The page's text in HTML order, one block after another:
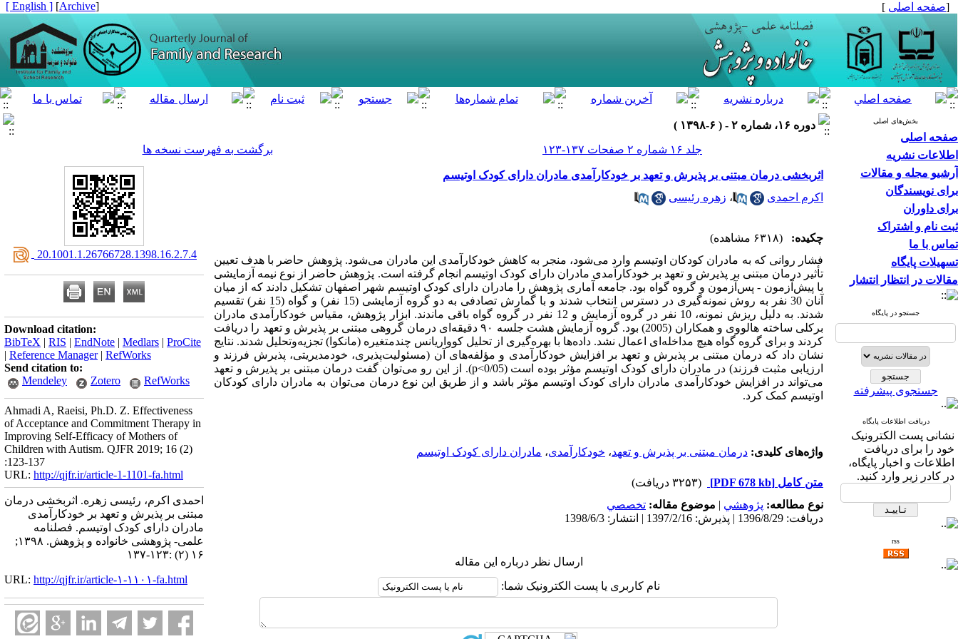
[صفحه اصلی ]
[
Archive
]
[ English ]
بخش‌های اصلی
صفحه اصلی
اطلاعات نشریه
آرشیو مجله و مقالات
برای نویسندگان
برای داوران
ثبت نام و اشتراک
تماس با ما
تسهیلات پایگاه
مقالات در انتظار انتشار
جستجو در پایگاه
جستجوی پیشرفته
دریافت اطلاعات پایگاه
نشانی پست الکترونیک
خود را برای دریافت
اطلاعات و اخبار پایگاه،
در کادر زیر وارد کنید.
rss
دوره ۱۶، شماره ۲ - ( ۶-۱۳۹۸ )
جلد ۱۶ شماره ۲ صفحات ۱۳۷-۱۲۳
برگشت به فهرست نسخه ها
اثربخشی درمان مبتنی بر پذیرش و تعهد بر خودکارآمدی مادران دارای کودک اوتیسم
اکرم احمدی
، زهره رئیسی
چکیده:
(۶۳۱۸ مشاهده)
فشار روانی که به مادران کودکان اوتیسم وارد می‌شود، منجر به کاهش خودکارآمدی این مادران می‌شود. پژوهش حاضر با هدف تعیین
تأثیر درمان مبتنی بر پذیرش و تعهد بر خودکارآمدی مادران دارای کودک اوتیسم انجام گرفته است. پژوهش حاضر از نوع نیمه آزمایشی
با پیش‌آزمون - پس‌آزمون و گروه گواه بود. جامعه آماری پژوهش را مادران دارای کودک اوتیسم شهر اصفهان تشکیل دادند که از میان
آنان 30 نفر به روش نمونه‌گیری در دسترس انتخاب شدند و با گمارش تصادفی به دو گروه آزمایشی (15 نفر) و گواه (15 نفر) تقسیم
شدند. به دلیل ریزش نمونه، 10 نفر در گروه آزمایش و 12 نفر در گروه گواه باقی ماندند. ابزار پژوهش، مقیاس خودکارآمدی مادران
برکلی ساخته هالووی و همکاران (2005) بود. گروه آزمایش هشت جلسه ۹۰ دقیقه‌ای درمان گروهی مبتنی بر پذیرش و تعهد را دریافت
کردند و برای گروه گواه هیچ مداخله‌ای اعمال نشد. داده‌ها با بهره‌گیری از تحلیل کوواریانس چندمتغیره (مانکوا) تجزیه‌وتحلیل شدند. نتایج
نشان داد که درمان مبتنی بر پذیرش و تعهد بر افزایش خودکارآمدی و مؤلفه‌های آن (مسئولیت‌پذیری، خودمدیریتی، پذیرش فرزند و
ارزیابی مثبت فرزند) در مادران دارای کودک اوتیسم مؤثر بوده است (0/05>p). از این رو می‌توان گفت درمان مبتنی بر پذیرش و تعهد
می‌تواند در افزایش خودکارآمدی مادران دارای کودک اوتیسم مؤثر باشد و از طریق این نوع درمان می‌توان به مادران دارای کودکان
اوتیسم کمک کرد.
واژه‌های کلیدی: درمان مبتنی بر پذیرش و تعهد، خودکارآمدی، مادران دارای کودک اوتیسم
متن کامل [PDF 678 kb]
(۳۲۵۳ دریافت)
نوع مطالعه: پژوهشي | موضوع مقاله: تخصصي
دریافت: 1396/8/29 | پذیرش: 1397/2/16 | انتشار: 1398/6/3
ارسال نظر درباره این مقاله
نام کاربری یا پست الکترونیک شما:
‎ 20.1001.1.26766728.1398.16.2.7.4
Download citation:
BibTeX | RIS | EndNote | Medlars | ProCite
| Reference Manager| RefWorks
Send citation to:
Mendeley
Zotero RefWorks
Ahmadi A, Raeisi, Ph.D. Z. Effectiveness
of Acceptance and Commitment Therapy in
Improving Self-Efficacy of Mothers of
Children with Autism. QJFR 2019; 16 (2)
:123-137
URL: http://qjfr.ir/article-1-1101-fa.html
احمدی اکرم، رئیسی زهره. اثربخشی درمان
مبتنی بر پذیرش و تعهد بر خودکارآمدی
مادران دارای کودک اوتیسم. فصلنامه
علمی- پژوهشی خانواده و پژوهش. ۱۳۹۸;
۱۶ (۲) :۱۲۳-۱۳۷
URL: http://qjfr.ir/article-۱-۱۱۰۱-fa.html